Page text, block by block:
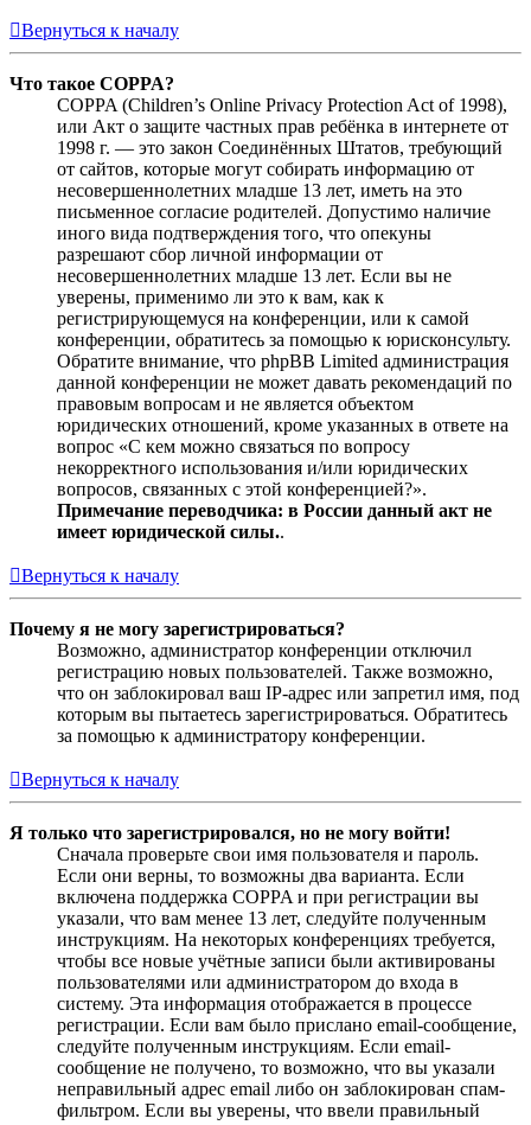
Вернуться к началу
Что такое COPPA?
COPPA (Children’s Online Privacy Protection Act of 1998),
или Акт о защите частных прав ребёнка в интернете от
1998 г. — это закон Соединённых Штатов, требующий
от сайтов, которые могут собирать информацию от
несовершеннолетних младше 13 лет, иметь на это
письменное согласие родителей. Допустимо наличие
иного вида подтверждения того, что опекуны
разрешают сбор личной информации от
несовершеннолетних младше 13 лет. Если вы не
уверены, применимо ли это к вам, как к
регистрирующемуся на конференции, или к самой
конференции, обратитесь за помощью к юрисконсульту.
Обратите внимание, что phpBB Limited администрация
данной конференции не может давать рекомендаций по
правовым вопросам и не является объектом
юридических отношений, кроме указанных в ответе на
вопрос «С кем можно связаться по вопросу
некорректного использования и/или юридических
вопросов, связанных с этой конференцией?».
Примечание переводчика: в России данный акт не
имеет юридической силы..
Вернуться к началу
Почему я не могу зарегистрироваться?
Возможно, администратор конференции отключил
регистрацию новых пользователей. Также возможно,
что он заблокировал ваш IP-адрес или запретил имя, под
которым вы пытаетесь зарегистрироваться. Обратитесь
за помощью к администратору конференции.
Вернуться к началу
Я только что зарегистрировался, но не могу войти!
Сначала проверьте свои имя пользователя и пароль.
Если они верны, то возможны два варианта. Если
включена поддержка COPPA и при регистрации вы
указали, что вам менее 13 лет, следуйте полученным
инструкциям. На некоторых конференциях требуется,
чтобы все новые учётные записи были активированы
пользователями или администратором до входа в
систему. Эта информация отображается в процессе
регистрации. Если вам было прислано email-сообщение,
следуйте полученным инструкциям. Если email-
сообщение не получено, то возможно, что вы указали
неправильный адрес email либо он заблокирован спам-
фильтром. Если вы уверены, что ввели правильный